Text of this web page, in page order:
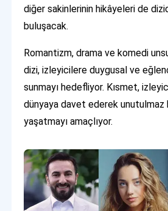
diğer sakinlerinin hikâyeleri de
buluşacak.
Romantizm, drama ve komedi
dizi, izleyicilere duygusal ve
sunmayı hedefliyor. Kısmet,
dünyaya davet ederek unutulmaz
yaşatmayı amaçlıyor.